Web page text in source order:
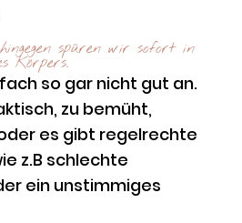
spüren wir sofort in
Körpers.
so gar nicht gut an.
zu bemüht,
es gibt regelrechte
z.B schlechte
ein unstimmiges